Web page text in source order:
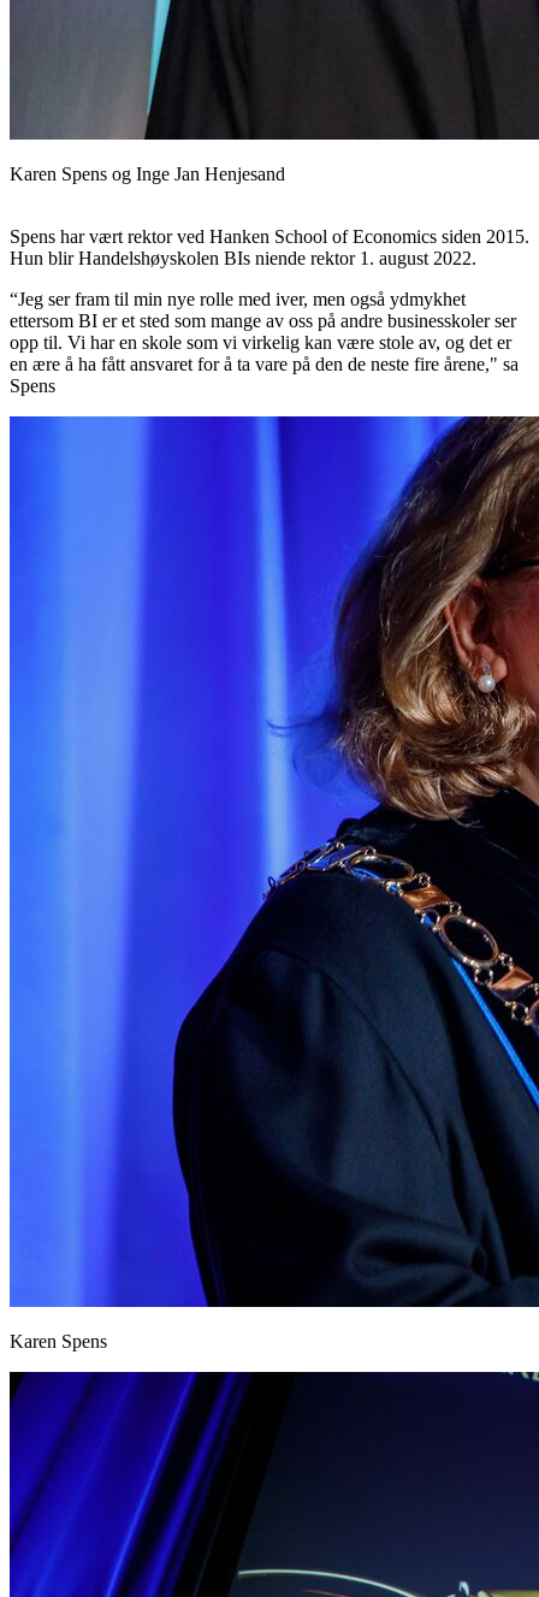
Karen Spens og Inge Jan Henjesand
Spens har vært rektor ved Hanken School of Economics siden 2015.
Hun blir Handelshøyskolen BIs niende rektor 1. august 2022.
“Jeg ser fram til min nye rolle med iver, men også ydmykhet
ettersom BI er et sted som mange av oss på andre businesskoler ser
opp til. Vi har en skole som vi virkelig kan være stole av, og det er
en ære å ha fått ansvaret for å ta vare på den de neste fire årene," sa
Spens
Karen Spens